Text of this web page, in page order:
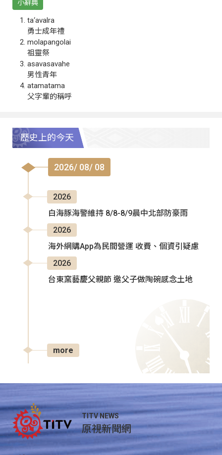
小辭典
ta‘avalra
勇士成年禮
molapangolai
祖靈祭
asavasavahe
男性青年
atamatama
父字輩的稱呼
歷史上的今天
2026/ 08/ 08
2026
白海豚海警維持 8/8-8/9晨中北部防豪雨
2026
海外網購App為民間營運 收費、個資引疑慮
2026
台東窯藝慶父親節 邀父子做陶碗感念土地
more
TITV NEWS
原視新聞網